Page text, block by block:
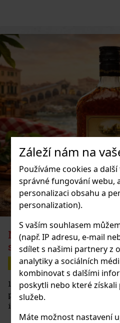
Záleží nám na
Používáme cookies a
správné fungování webu,
personalizaci obsahu a
personalization).
S vaším souhlasem
(např. IP adresu, e-mail
sdílet s našimi partnery z
analytiky a sociálních
kombinovat s dalšími
poskytli nebo které
služeb.
Máte možnost nastavení
Národní den
si zaslouží vlastní
Významné dny 01.04.2026
19. dubna slavíme Národní
příběh tohoto italského
inspirujte se nejlepšími